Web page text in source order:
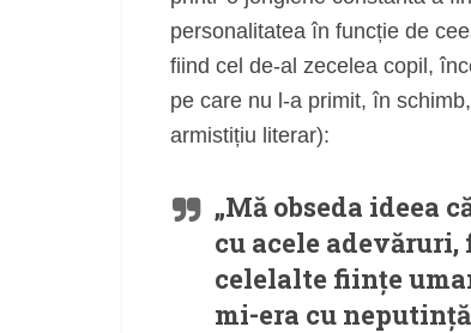
personalitatea în funcție de
fiind cel de-al zecelea copil,
pe care nu l-a primit, în
armistițiu literar):
„Mă obseda ideea
cu acele
celelalte ființe
mi-era cu neputință